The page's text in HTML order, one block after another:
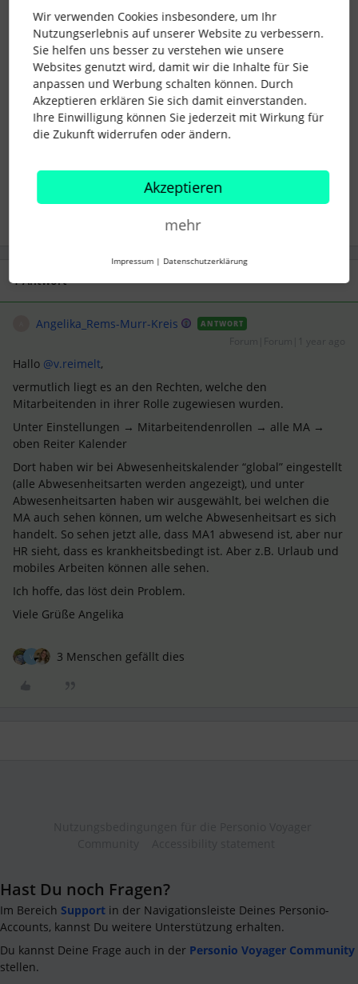
handelt. So sehen jetzt alle, dass MA1
abwesend ist, aber nur HR sieht, dass es
krankheitsbedingt ist. Aber z.B. Urlaub und
mobiles Arbeiten können alle sehen.
Ich hoffe, das löst dein Problem.
Viele Grüße Angelika
Absence Types Team Calendar
1 Antwort
Angelika_Rems-Murr-Kreis ANTWORT
Hallo ​ @v.reimelt,
vermutlich liegt es an den Rechten, welche den
Mitarbeitenden in ihrer Rolle zugewiesen wurden.
Unter Einstellungen → Mitarbeitendenrollen → alle MA →
oben Reiter Kalender
Dort haben wir bei Abwesenheitskalender “global” eingestellt
(alle Abwesenheitsarten werden angezeigt), und unter
Abwesenheitsarten haben wir ausgewählt, bei welchen die
MA auch sehen können, um welche Abwesenheitsart es sich
handelt. So sehen jetzt alle, dass MA1 abwesend ist, aber nur
HR sieht, dass es krankheitsbedingt ist. Aber z.B. Urlaub und
mobiles Arbeiten können alle sehen.
Ich hoffe, das löst dein Problem.
Viele Grüße Angelika
3 Menschen gefällt dies
Hast Du noch Fragen?
Im Bereich Support in der Navigationsleiste Deines Personio-
Accounts, kannst Du weitere Unterstützung erhalten.
Du kannst Deine Frage auch in der Personio Voyager Community
stellen.
Wir verwenden Cookies insbesondere, um Ihr
Nutzungserlebnis auf unserer Website zu verbessern.
Sie helfen uns besser zu verstehen wie unsere
Websites genutzt wird, damit wir die Inhalte für Sie
anpassen und Werbung schalten können. Durch
Akzeptieren erklären Sie sich damit einverstanden.
Ihre Einwilligung können Sie jederzeit mit Wirkung für
die Zukunft widerrufen oder ändern.
Akzeptieren
mehr
Impressum | Datenschutzerklärung